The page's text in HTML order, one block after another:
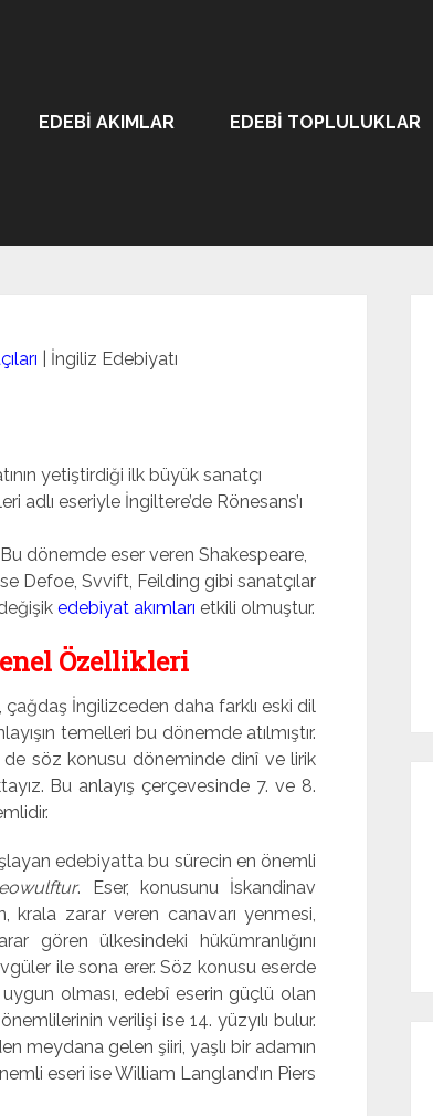
EDEBI AKIMLAR EDEBI TOPLULUKLAR
İngiliz Edebiyatı
yetiştirdiği ilk büyük sanatçı
adlı eseriyle İngiltere’de Rönesans’ı
Bu dönemde eser veren Shakespeare,
Defoe, Svvift, Feilding gibi sanatçılar
edebiyat akımları etkili olmuştur.
Özellikleri
çağdaş İngilizceden daha farklı eski dil
temelleri bu dönemde atılmıştır.
de söz konusu döneminde dinî ve lirik
Bu anlayış çerçevesinde 7. ve 8.
edebiyatta bu sürecin en önemli
. Eser, konusunu İskandinav
krala zarar veren canavarı yenmesi,
gören ülkesindeki hükümranlığını
ile sona erer. Söz konusu eserde
olması, edebî eserin güçlü olan
verilişi ise 14. yüzyılı bulur.
meydana gelen şiiri, yaşlı bir adamın
eseri ise William Langland’ın Piers